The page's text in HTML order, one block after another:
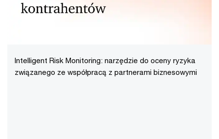
Intelligent Risk Monitoring: narzędzie do oceny ryzyka
związanego ze współpracą z partnerami biznesowymi